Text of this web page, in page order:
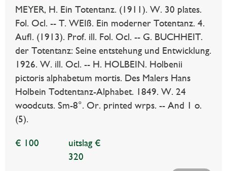
MEYER, H. Ein Totentanz. (1911). W. 30 plates.
Fol. Ocl. -- T. WEIß. Ein moderner Totentanz. 4.
Aufl. (1913). Prof. ill. Fol. Ocl. -- G. BUCHHEIT.
der Totentanz: Seine entstehung und Entwicklung.
1926. W. ill. Ocl. -- H. HOLBEIN. Holbenii
pictoris alphabetum mortis. Des Malers Hans
Holbein Todtentanz-Alphabet. 1849. W. 24
woodcuts. Sm-8°. Or. printed wrps. -- And 1 o.
(5).
€ 100
uitslag €
320